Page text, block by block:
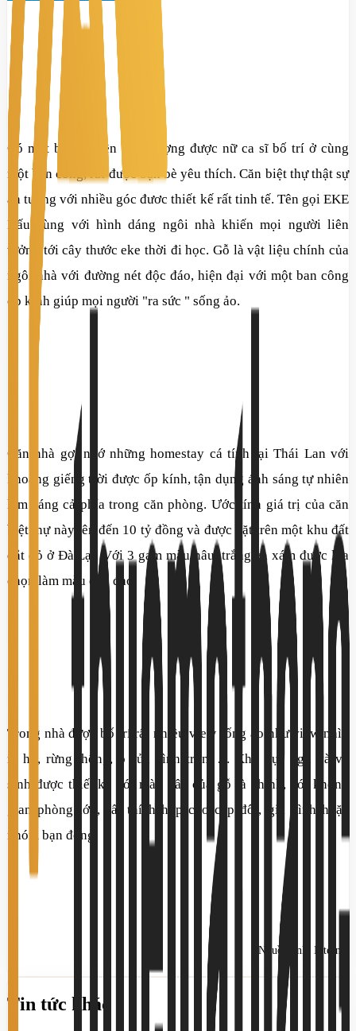
Có một bể bơi trên sân thượng được nữ ca sĩ bố trí ở cùng
một ban công, rất được bạn bè yêu thích. Căn biệt thự thật sự
ấn tượng với nhiều góc đươc thiết kế rất tinh tế. Tên gọi EKE
Nấu cùng với hình dáng ngôi nhà khiến mọi người liên
tưởng tới cây thước eke thời đi học. Gỗ là vật liệu chính của
ngôi nhà với đường nét độc đáo, hiện đại với một ban công
ốp kính giúp mọi người "ra sức " sống ảo.
Căn nhà gợi nhớ những homestay cá tính tại Thái Lan với
khoảng giếng trời được ốp kính, tận dụng ánh sáng tự nhiên
làm sáng cả phía trong căn phòng. Ước tính giá trị của căn
biệt thự này lên đến 10 tỷ đồng và được đặt trên một khu đất
đắt đỏ ở Đà Lạt. Với 3 gam màu nâu, trắng và xám được lựa
chọn làm màu chủ đạo.
Trong nhà được bố trí rất nhiều view sống ảo như view nhìn
ra hồ, rừng thông, ô cửa hình tròn, … Khu vực ngủ và vệ
sinh được thiết kế với màu nâu của gỗ là chính, với không
gian phòng lớn, rất thích hợp cho cặp đôi, gia đình hoặc
nhóm bạn đông.
Nguồn ảnh: Internet
Tin tức khác